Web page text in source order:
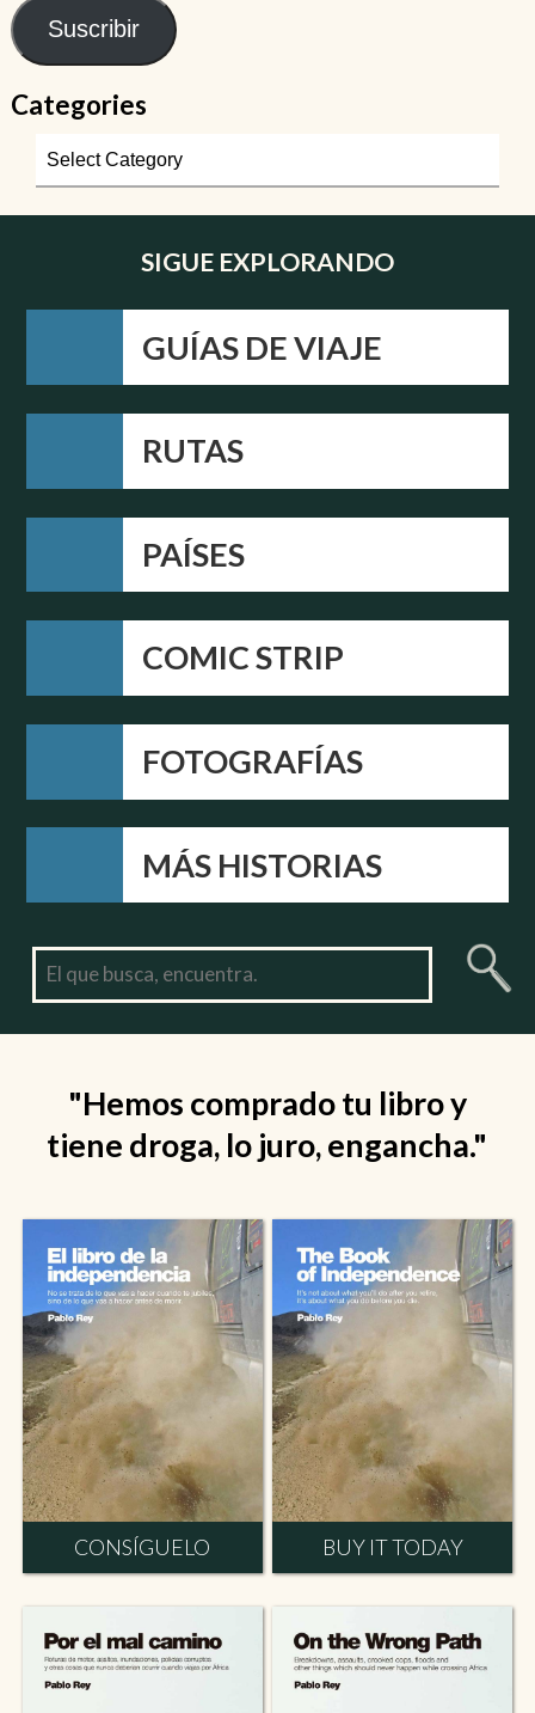
Suscribir
Categories
SIGUE EXPLORANDO
GUÍAS DE VIAJE
RUTAS
PAÍSES
COMIC STRIP
FOTOGRAFÍAS
MÁS HISTORIAS
"Hemos comprado tu libro y
tiene droga, lo juro, engancha."
CONSÍGUELO BUY IT TODAY